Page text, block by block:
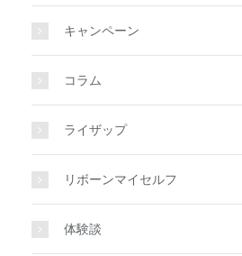
キャンペーン
コラム
ライザップ
リボーンマイセルフ
体験談